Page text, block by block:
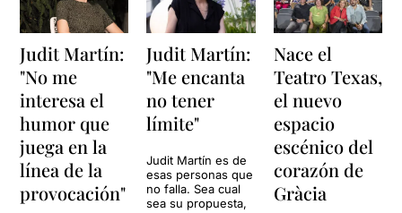
Judit Martín:
"No me
interesa el
humor que
juega en la
línea de la
provocación"
Judit Martín:
"Me encanta
no tener
límite"
Judit Martín es de
esas personas que
no falla. Sea cual
sea su propuesta,
Nace el
Teatro Texas,
el nuevo
espacio
escénico del
corazón de
Gràcia